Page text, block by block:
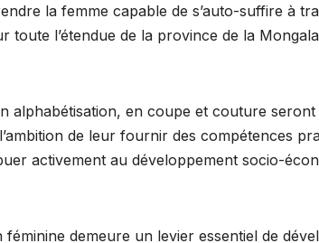
la femme capable de s’auto-suffire à
toute l’étendue de la province de la
alphabétisation, en coupe et couture
de leur fournir des compétences
activement au développement socio-
demeure un levier essentiel de